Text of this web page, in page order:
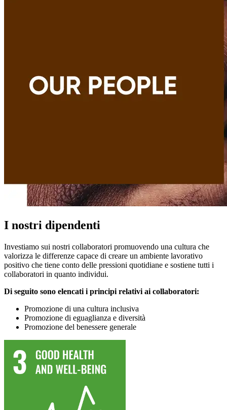
I nostri dipendenti
Investiamo sui nostri collaboratori promuovendo una cultura che
valorizza le differenze capace di creare un ambiente lavorativo
positivo che tiene conto delle pressioni quotidiane e sostiene tutti i
collaboratori in quanto individui.
Di seguito sono elencati i principi relativi ai collaboratori:
Promozione di una cultura inclusiva
Promozione di eguaglianza e diversità
Promozione del benessere generale